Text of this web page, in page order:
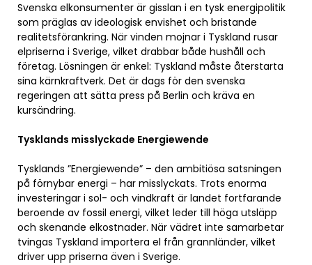
Svenska elkonsumenter är gisslan i en tysk energipolitik
som präglas av ideologisk envishet och bristande
realitetsförankring. När vinden mojnar i Tyskland rusar
elpriserna i Sverige, vilket drabbar både hushåll och
företag. Lösningen är enkel: Tyskland måste återstarta
sina kärnkraftverk. Det är dags för den svenska
regeringen att sätta press på Berlin och kräva en
kursändring.
Tysklands misslyckade Energiewende
Tysklands ”Energiewende” – den ambitiösa satsningen
på förnybar energi – har misslyckats. Trots enorma
investeringar i sol- och vindkraft är landet fortfarande
beroende av fossil energi, vilket leder till höga utsläpp
och skenande elkostnader. När vädret inte samarbetar
tvingas Tyskland importera el från grannländer, vilket
driver upp priserna även i Sverige.